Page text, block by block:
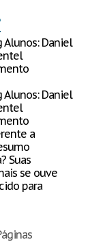
Alunos: Daniel
Alunos: Daniel
a
Suas
se ouve
para